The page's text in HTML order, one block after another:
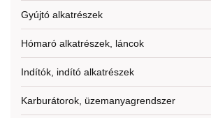
Gyújtó alkatrészek
Hómaró alkatrészek, láncok
Indítók, indító alkatrészek
Karburátorok, üzemanyagrendszer